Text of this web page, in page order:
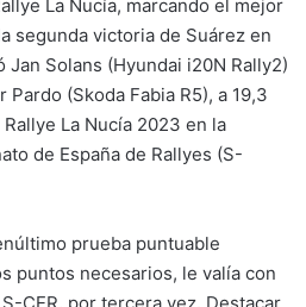
La Nucía, marcando el mejor
segunda victoria de Suárez en
Jan Solans (Hyundai i20N Rally2)
(Skoda Fabia R5), a 19,3
La Nucía 2023 en la
de España de Rallyes (S-
prueba puntuable
puntos necesarios, le valía con
CER, por tercera vez. Destacar